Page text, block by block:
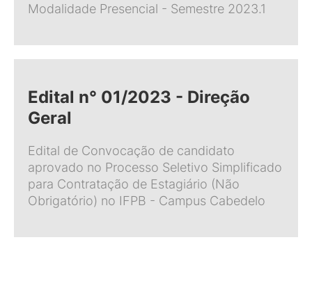
Modalidade Presencial - Semestre 2023.1
Edital n° 01/2023 - Direção
Geral
Edital de Convocação de candidato
aprovado no Processo Seletivo Simplificado
para Contratação de Estagiário (Não
Obrigatório) no IFPB - Campus Cabedelo